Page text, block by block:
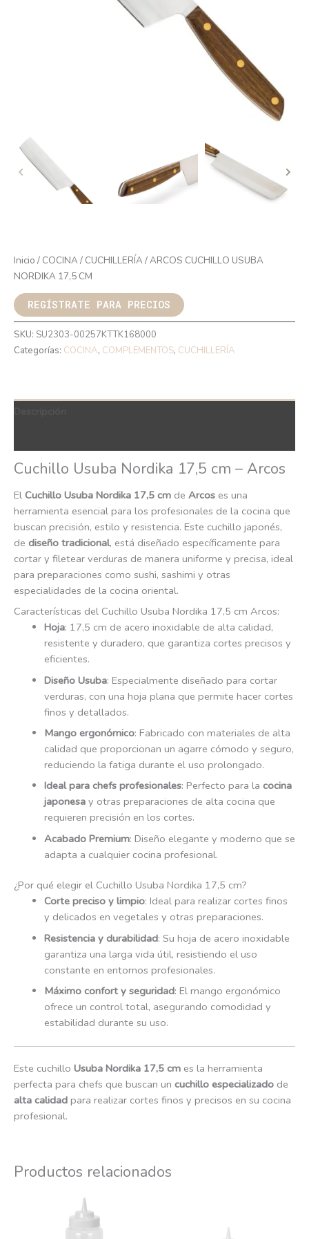
Inicio / COCINA/ CUCHILLERÍA/ ARCOS CUCHILLO USUBA
NORDIKA 17,5 CM
REGÍSTRATE PARA PRECIOS
SKU: SU2303-00257KTTK168000
Categorías: COCINA, COMPLEMENTOS, CUCHILLERÍA
Cuchillo Usuba Nordika 17,5 cm – Arcos
El Cuchillo Usuba Nordika 17,5 cm de Arcos es una
herramienta esencial para los profesionales de la cocina que
buscan precisión, estilo y resistencia. Este cuchillo japonés,
de diseño tradicional, está diseñado específicamente para
cortar y filetear verduras de manera uniforme y precisa, ideal
para preparaciones como sushi, sashimi y otras
especialidades de la cocina oriental.
Características del Cuchillo Usuba Nordika 17,5 cm Arcos:
Hoja: 17,5 cm de acero inoxidable de alta calidad,
resistente y duradero, que garantiza cortes precisos y
eficientes.
Diseño Usuba: Especialmente diseñado para cortar
verduras, con una hoja plana que permite hacer cortes
finos y detallados.
Mango ergonómico: Fabricado con materiales de alta
calidad que proporcionan un agarre cómodo y seguro,
reduciendo la fatiga durante el uso prolongado.
Ideal para chefs profesionales: Perfecto para la cocina
japonesay otras preparaciones de alta cocina que
requieren precisión en los cortes.
Acabado Premium: Diseño elegante y moderno que se
adapta a cualquier cocina profesional.
¿Por qué elegir el Cuchillo Usuba Nordika 17,5 cm?
Corte preciso y limpio: Ideal para realizar cortes finos
y delicados en vegetales y otras preparaciones.
Resistencia y durabilidad: Su hoja de acero inoxidable
garantiza una larga vida útil, resistiendo el uso
constante en entornos profesionales.
Máximo confort y seguridad: El mango ergonómico
ofrece un control total, asegurando comodidad y
estabilidad durante su uso.
Este cuchillo Usuba Nordika 17,5 cm es la herramienta
perfecta para chefs que buscan un cuchillo especializado de
alta calidad para realizar cortes finos y precisos en su cocina
profesional.
Productos relacionados